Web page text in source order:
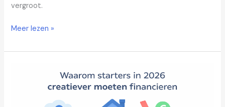
vergroot.
Meer lezen »